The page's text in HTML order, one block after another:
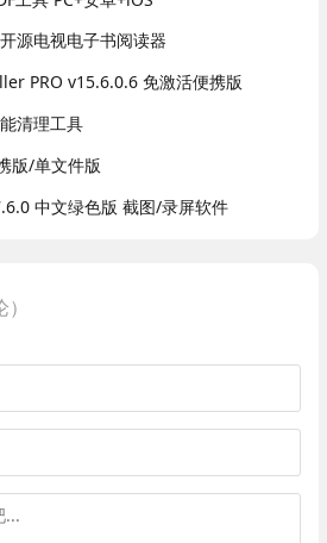
源电视电子书阅读器
PRO v15.6.0.6 免激活便携版
清理工具
版/单文件版
中文绿色版 截图/录屏软件